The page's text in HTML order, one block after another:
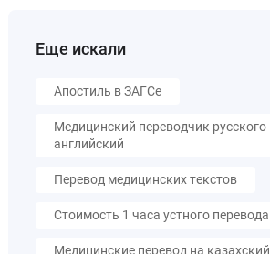
Еще искали
Апостиль в ЗАГСе
Медицинский переводчик русского
английский
Перевод медицинских текстов
Стоимость 1 часа устного перевода
Медицинские перевод на казахский